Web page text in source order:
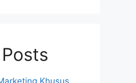
Khusus